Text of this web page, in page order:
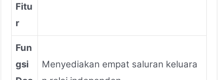
Fitu
r
Fun
gsi
Menyediakan empat saluran keluara